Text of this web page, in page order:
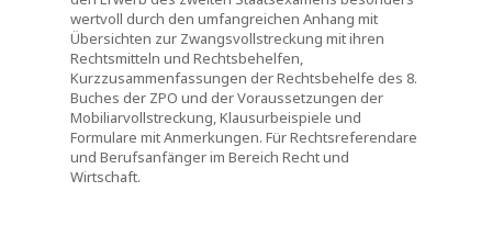
wertvoll durch den umfangreichen Anhang mit
Übersichten zur Zwangsvollstreckung mit ihren
Rechtsmitteln und Rechtsbehelfen,
Kurzzusammenfassungen der Rechtsbehelfe des 8.
Buches der ZPO und der Voraussetzungen der
Mobiliarvollstreckung, Klausurbeispiele und
Formulare mit Anmerkungen. Für Rechtsreferendare
und Berufsanfänger im Bereich Recht und
Wirtschaft.